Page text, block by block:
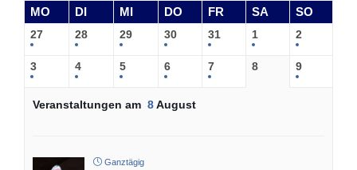
MO DI MI DO FR SA SO
27 28 29 30 31 1 2
3 4 5 6 7 8 9
Veranstaltungen am 8August
Ganztägig